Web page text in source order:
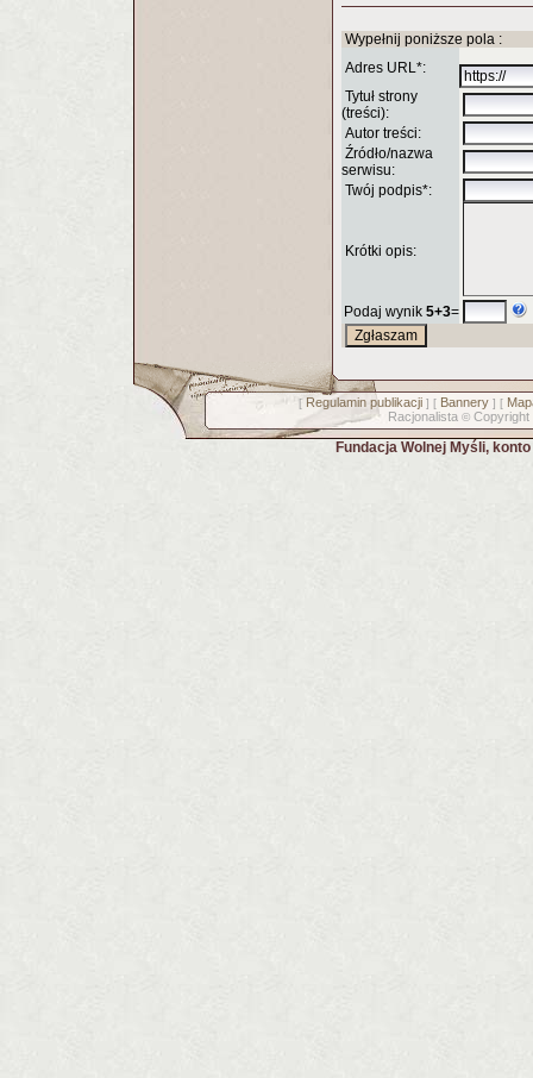
Wypełnij poniższe pola :
Adres URL*:
Tytuł strony
(treści):
Autor treści:
Źródło/nazwa
serwisu:
Twój podpis*:
Krótki opis:
Podaj wynik 5+3=
[ Regulamin publikacji] [ Bannery] [
Racjonalista © Copyright
Fundacja Wolnej Myśli,